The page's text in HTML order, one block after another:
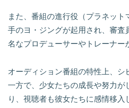
また、番組の進行役（プラネット
手のヨ・ジングが起用され、審査
名なプロデューサーやトレーナー
オーディション番組の特性上、シ
一方で、少女たちの成長や努力が
り、視聴者も彼女たちに感情移入